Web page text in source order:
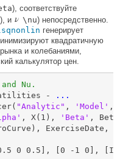
), соответствуйте
), и ν \nu) непосредственно.
генерирует
квадратичную
и колебаниями,
калькулятор цен.
Nu.
-
...
"Analytic" , 'Model' ,
, X(1), 'Beta' ,
ExerciseDate,
[0.5 0 0.5], [0 -1 0],